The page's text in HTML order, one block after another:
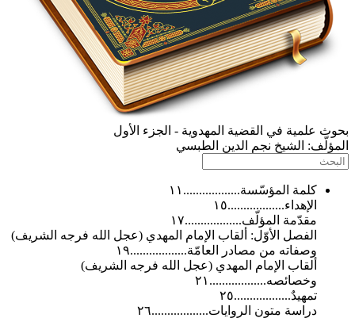
في القضية المهدوية - الجزء الأول
الشيخ نجم الدين الطبسي
كلمة المؤسّسة..................١١
الإهداء..................١٥
مقدّمة المؤلّف..................١٧
الفصل الأوّل: ألقاب الإمام المهدي (عجل الله فرجه الشريف)
وصفاته من مصادر العامّة..................١٩
ألقاب الإمام المهدي (عجل الله فرجه الشريف)
وخصائصه..................٢١
تمهيدٌ..................٢٥
دراسة متون الروايات..................٢٦